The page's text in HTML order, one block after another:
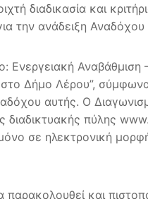
διαδικασία και
την ανάδειξη
Δήμο Λέρου”,
αυτής. Ο
πύλης
σε ηλεκτρονική
και